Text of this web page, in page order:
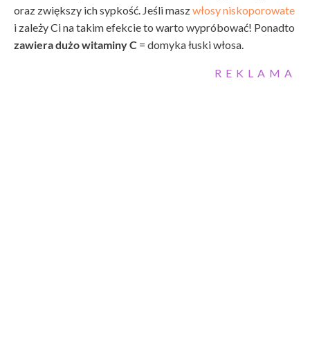
oraz zwiększy ich sypkość. Jeśli maszwłosy niskoporowate
i zależy Ci na takim efekcie to warto wypróbować! Ponadto
zawiera dużo witaminy C = domyka łuski włosa.
REKLAMA